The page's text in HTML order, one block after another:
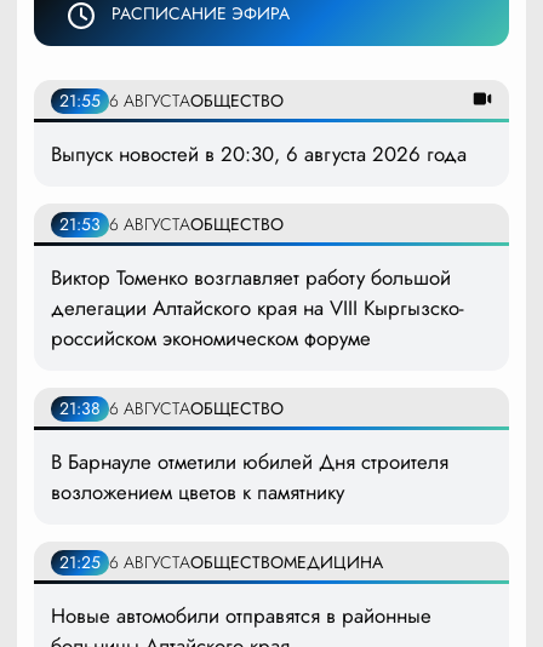
РАСПИСАНИЕ ЭФИРА
21:55 6 АВГУСТАОБЩЕСТВО
Выпуск новостей в 20:30, 6 августа 2026 года
21:53 6 АВГУСТАОБЩЕСТВО
Виктор Томенко возглавляет работу большой
делегации Алтайского края на VIII Кыргызско-
российском экономическом форуме
21:38 6 АВГУСТАОБЩЕСТВО
В Барнауле отметили юбилей Дня строителя
возложением цветов к памятнику
21:25 6 АВГУСТАОБЩЕСТВОМЕДИЦИНА
Новые автомобили отправятся в районные